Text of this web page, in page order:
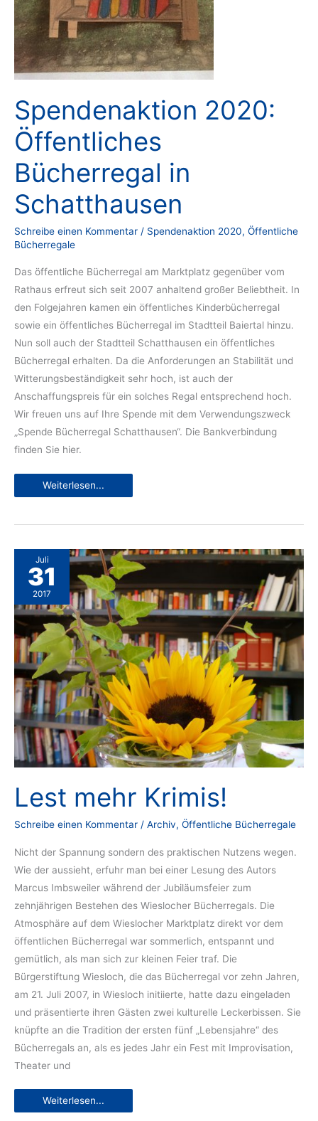
Spendenaktion 2020:
Öffentliches
Bücherregal in
Schatthausen
Schreibe einen Kommentar / Spendenaktion 2020, Öffentliche
Bücherregale
Das öffentliche Bücherregal am Marktplatz gegenüber vom
Rathaus erfreut sich seit 2007 anhaltend großer Beliebtheit. In
den Folgejahren kamen ein öffentliches Kinderbücherregal
sowie ein öffentliches Bücherregal im Stadtteil Baiertal hinzu.
Nun soll auch der Stadtteil Schatthausen ein öffentliches
Bücherregal erhalten. Da die Anforderungen an Stabilität und
Witterungsbeständigkeit sehr hoch, ist auch der
Anschaffungspreis für ein solches Regal entsprechend hoch.
Wir freuen uns auf Ihre Spende mit dem Verwendungszweck
„Spende Bücherregal Schatthausen“. Die Bankverbindung
finden Sie hier.
Spendenaktion
Weiterlesen...
Juli
31
2017
Lest mehr Krimis!
Schreibe einen Kommentar / Archiv, Öffentliche Bücherregale
Nicht der Spannung sondern des praktischen Nutzens wegen.
Wie der aussieht, erfuhr man bei einer Lesung des Autors
Marcus Imbsweiler während der Jubiläumsfeier zum
zehnjährigen Bestehen des Wieslocher Bücherregals. Die
Atmosphäre auf dem Wieslocher Marktplatz direkt vor dem
öffentlichen Bücherregal war sommerlich, entspannt und
gemütlich, als man sich zur kleinen Feier traf. Die
Bürgerstiftung Wiesloch, die das Bücherregal vor zehn Jahren,
am 21. Juli 2007, in Wiesloch initiierte, hatte dazu eingeladen
und präsentierte ihren Gästen zwei kulturelle Leckerbissen. Sie
knüpfte an die Tradition der ersten fünf „Lebensjahre“ des
Bücherregals an, als es jedes Jahr ein Fest mit Improvisation,
Theater und
Lest
Weiterlesen...